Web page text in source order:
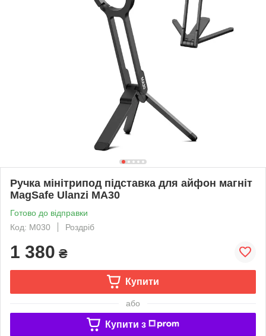
Ручка мінітрипод підставка для айфон магніт
MagSafe Ulanzi MA30
Готово до відправки
Код: M030
Роздріб
1 380 ₴
Купити
або
Купити з